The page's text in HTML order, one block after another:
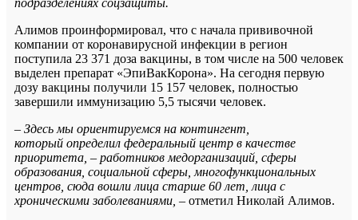
подразделениях соцзащиты.
Алимов проинформировал, что с начала прививочной
компании от коронавирусной инфекции в регион
поступила 23 371 доза вакцины, в том числе на 500 человек
выделен препарат «ЭпиВакКорона». На сегодня первую
дозу вакцины получили 15 157 человек, полностью
завершили иммунизацию 5,5 тысячи человек.
– Здесь мы ориентируемся на контингент,
который определил федеральный центр в качестве
приоритета, – работников медорганизаций, сферы
образования, социальной сферы, многофункциональных
центров, сюда вошли лица старше 60 лет, лица с
хроническими заболеваниями, – отметил Николай Алимов.